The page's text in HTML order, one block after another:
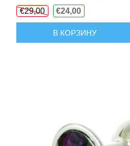
€29,00 €24,00
В КОРЗИНУ